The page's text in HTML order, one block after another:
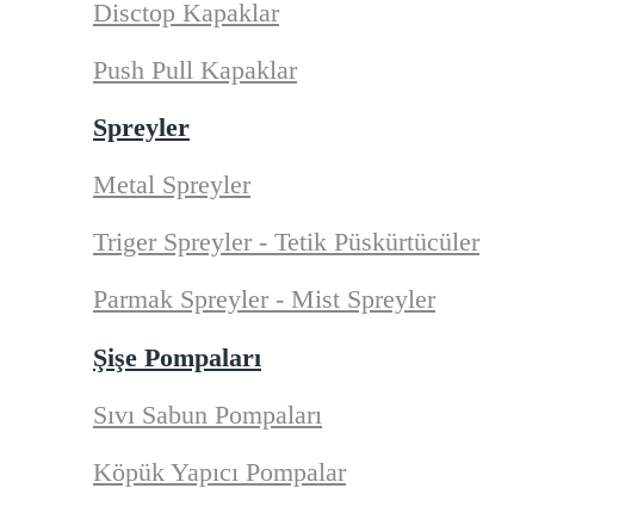
Disctop Kapaklar
Push Pull Kapaklar
Spreyler
Metal Spreyler
Triger Spreyler - Tetik Püskürtücüler
Parmak Spreyler - Mist Spreyler
Şişe Pompaları
Sıvı Sabun Pompaları
Köpük Yapıcı Pompalar